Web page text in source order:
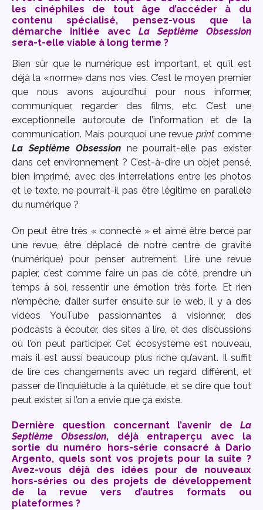
les cinéphiles de tout âge d’accéder à du
contenu spécialisé, pensez-vous que la
démarche initiée avec La Septième Obsession
sera-t-elle viable à long terme ?
Bien sûr que le numérique est important, et qu’il est
déjà la «norme» dans nos vies. C’est le moyen premier
que nous avons aujourd’hui pour nous informer,
communiquer, regarder des films, etc. C’est une
exceptionnelle autoroute de l’information et de la
communication. Mais pourquoi une revue printcomme
La Septième Obsession ne pourrait-elle pas exister
dans cet environnement ? C’est-à-dire un objet pensé,
bien imprimé, avec des interrelations entre les photos
et le texte, ne pourrait-il pas être légitime en parallèle
du numérique ?
On peut être très « connecté » et aimé être bercé par
une revue, être déplacé de notre centre de gravité
(numérique) pour penser autrement. Lire une revue
papier, c’est comme faire un pas de côté, prendre un
temps à soi, ressentir une émotion très forte. Et rien
n’empêche, d’aller surfer ensuite sur le web, il y a des
vidéos YouTube passionnantes à visionner, des
podcasts à écouter, des sites à lire, et des discussions
où l’on peut participer. Cet écosystème est nouveau,
mais il est aussi beaucoup plus riche qu’avant. Il suffit
de lire ces changements avec un regard différent, et
passer de l’inquiétude à la quiétude, et se dire que tout
peut exister, si l’on a envie que ça existe.
Dernière question concernant l’avenir de La
Septième Obsession, déjà entraperçu avec la
sortie du numéro hors-série consacré à Dario
Argento, quels sont vos projets pour la suite ?
Avez-vous déjà des idées pour de nouveaux
hors-séries ou des projets de développement
de la revue vers d’autres formats ou
plateformes ?